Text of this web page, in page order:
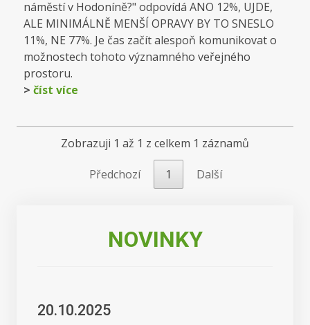
náměstí v Hodoníně?" odpovídá ANO 12%, UJDE,
ALE MINIMÁLNĚ MENŠÍ OPRAVY BY TO SNESLO
11%, NE 77%. Je čas začít alespoň komunikovat o
možnostech tohoto významného veřejného
prostoru.
> číst více
Zobrazuji 1 až 1 z celkem 1 záznamů
Předchozí 1 Další
NOVINKY
20.10.2025